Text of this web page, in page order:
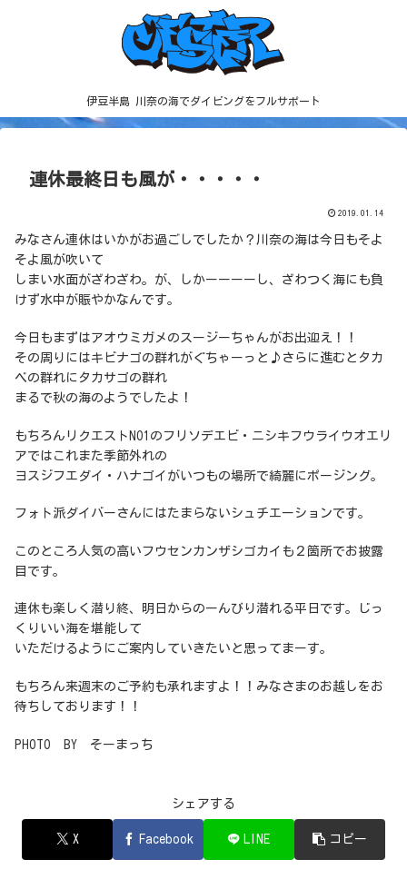
伊豆半島 川奈の海でダイビングをフルサポート
連休最終日も風が・・・・・
2019.01.14
みなさん連休はいかがお過ごしでしたか？川奈の海は今日もそよ
そよ風が吹いて
しまい水面がざわざわ。が、しかーーーーし、ざわつく海にも負
けず水中が賑やかなんです。
今日もまずはアオウミガメのスージーちゃんがお出迎え！！
その周りにはキビナゴの群れがぐちゃーっと♪さらに進むとタカ
ベの群れにタカサゴの群れ
まるで秋の海のようでしたよ！
もちろんリクエストNO1のフリソデエビ・ニシキフウライウオエリ
アではこれまた季節外れの
ヨスジフエダイ・ハナゴイがいつもの場所で綺麗にポージング。
フォト派ダイバーさんにはたまらないシュチエーションです。
このところ人気の高いフウセンカンザシゴカイも２箇所でお披露
目です。
連休も楽しく潜り終、明日からのーんびり潜れる平日です。じっ
くりいい海を堪能して
いただけるようにご案内していきたいと思ってまーす。
もちろん来週末のご予約も承れますよ！！みなさまのお越しをお
待ちしております！！
PHOTO BY そーまっち
シェアする
X Facebook LINE コピー